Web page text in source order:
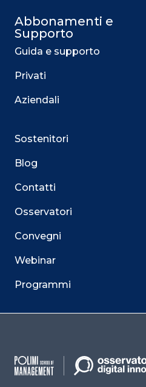
Abbonamenti e
Supporto
Guida e supporto
Privati
Aziendali
Sostenitori
Blog
Contatti
Osservatori
Convegni
Webinar
Programmi